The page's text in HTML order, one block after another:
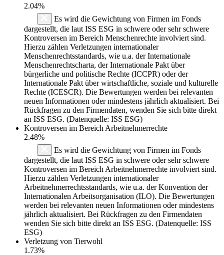
2.04%
Es wird die Gewichtung von Firmen im Fonds
dargestellt, die laut ISS ESG in schwere oder sehr schwere
Kontroversen im Bereich Menschenrechte involviert sind.
Hierzu zählen Verletzungen internationaler
Menschenrechtsstandards, wie u.a. der Internationale
Menschenrechtscharta, der Internationale Pakt über
bürgerliche und politische Rechte (ICCPR) oder der
Internationale Pakt über wirtschaftliche, soziale und kulturelle
Rechte (ICESCR). Die Bewertungen werden bei relevanten
neuen Informationen oder mindestens jährlich aktualisiert. Bei
Rückfragen zu den Firmendaten, wenden Sie sich bitte direkt
an ISS ESG. (Datenquelle: ISS ESG)
Kontroversen im Bereich Arbeitnehmerrechte
2.48%
Es wird die Gewichtung von Firmen im Fonds
dargestellt, die laut ISS ESG in schwere oder sehr schwere
Kontroversen im Bereich Arbeitnehmerrechte involviert sind.
Hierzu zählen Verletzungen internationaler
Arbeitnehmerrechtsstandards, wie u.a. der Konvention der
Internationalen Arbeitsorganisation (ILO). Die Bewertungen
werden bei relevanten neuen Informationen oder mindestens
jährlich aktualisiert. Bei Rückfragen zu den Firmendaten
wenden Sie sich bitte direkt an ISS ESG. (Datenquelle: ISS
ESG)
Verletzung von Tierwohl
1.73%